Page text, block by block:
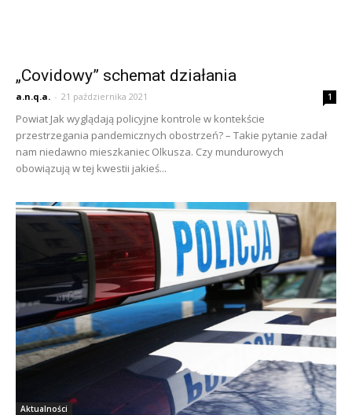
„Covidowy” schemat działania
a.n.q.a. - 21 października 2021 1
Powiat Jak wyglądają policyjne kontrole w kontekście
przestrzegania pandemicznych obostrzeń? – Takie pytanie zadał
nam niedawno mieszkaniec Olkusza. Czy mundurowych
obowiązują w tej kwestii jakieś...
Aktualności